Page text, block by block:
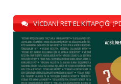
VİCDANİ RET EL KİTAPÇIĞI